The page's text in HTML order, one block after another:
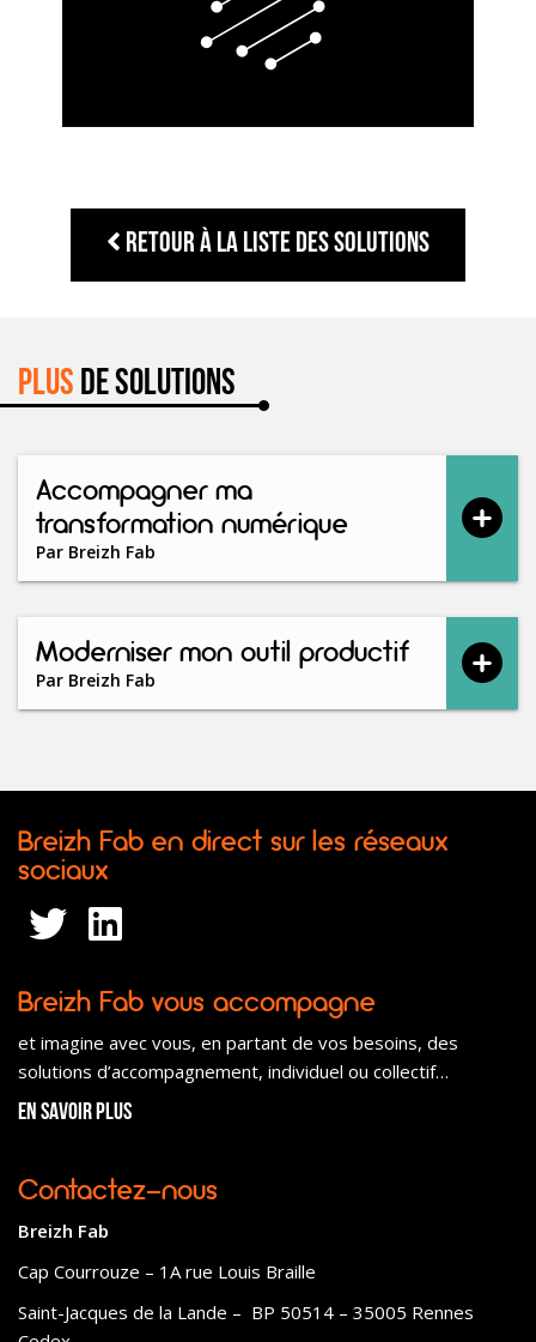
Retour à la liste des solutions
Plus de solutions
Accompagner ma
transformation numérique
Par Breizh Fab
Moderniser mon outil productif
Par Breizh Fab
Breizh Fab vous accompagne
et imagine avec vous, en partant de vos besoins, des
solutions d’accompagnement, individuel ou collectif…
En savoir plus
Contactez-nous
Breizh Fab
Cap Courrouze – 1A rue Louis Braille
Saint-Jacques de la Lande – BP 50514 – 35005 Rennes
Breizh Fab en direct sur les réseaux
sociaux